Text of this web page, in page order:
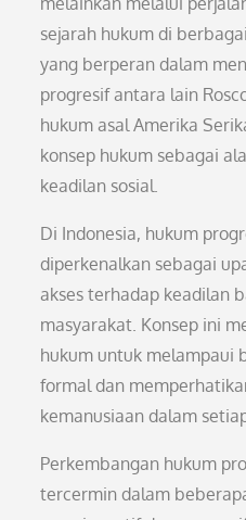
sejarah hukum di
yang berperan dalam
progresif antara lain
hukum asal Amerika
konsep hukum sebagai
keadilan sosial.
Di Indonesia, hukum
diperkenalkan sebagai
akses terhadap keadilan
masyarakat. Konsep ini
hukum untuk melampaui
formal dan
kemanusiaan dalam
Perkembangan hukum
tercermin dalam